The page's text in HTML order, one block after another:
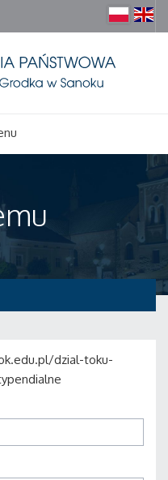
dzial-toku-